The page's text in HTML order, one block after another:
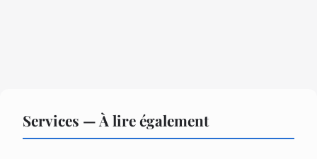
Services — À lire également